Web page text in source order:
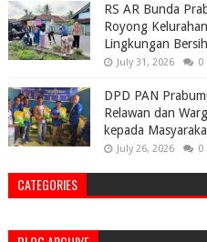
RS AR Bunda
Royong
Lingkungan
July 31, 2026 0
DPD PAN
Relawan dan
kepada
July 26, 2026 0
CATEGORIES